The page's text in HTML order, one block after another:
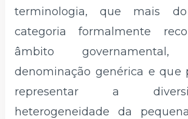
terminologia, que mais
categoria formalmente
âmbito
denominação genérica e que
representar a
heterogeneidade da